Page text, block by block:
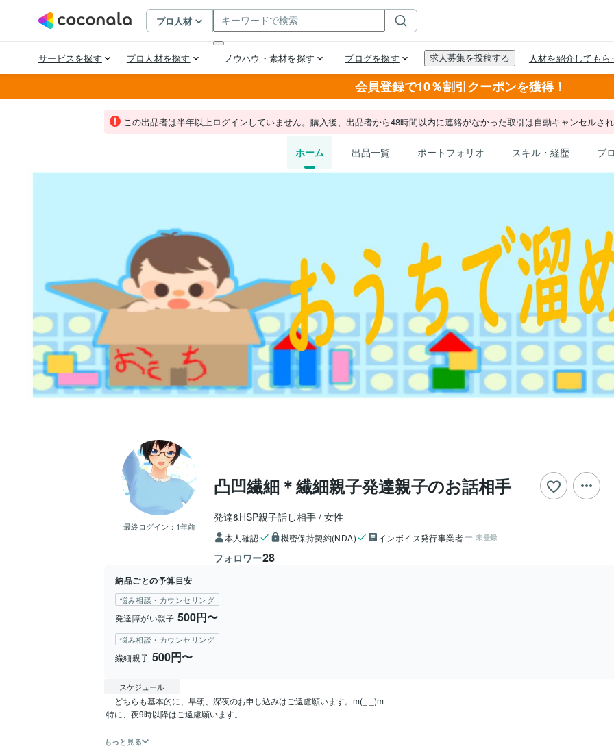
会員登録で10％割引クーポンを獲得！
この出品者は半年以上ログインしていません。購入後、出品者から48時間以内に連絡がなかった取引は自動キャンセルされ
ホーム 出品一覧 ポートフォリオ スキル・経歴 ブ
最終ログイン： 1年前
凸凹繊細＊繊細親子発達親子のお話相手
発達&HSP親子話し相手 女性
本人確認 機密保持契約(NDA) インボイス発行事業者 未登録
フォロワー28
納品ごとの予算目安
悩み相談・カウンセリング
発達障がい親子 500円〜
悩み相談・カウンセリング
繊細親子 500円〜
スケジュール
もっと見る